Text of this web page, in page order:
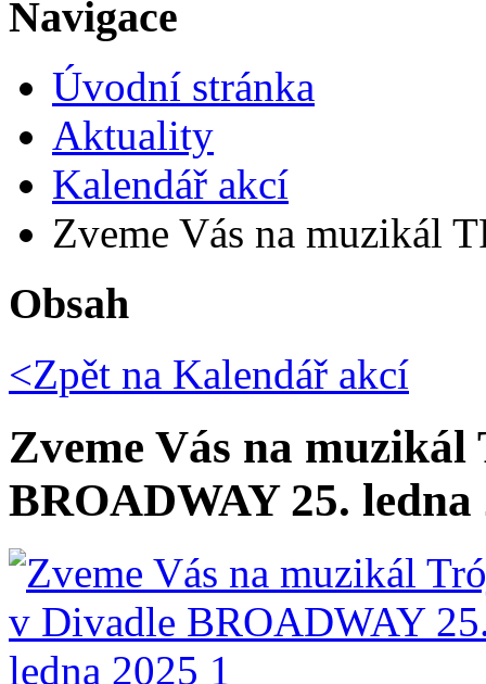
Navigace
Úvodní stránka
Aktuality
Kalendář akcí
Zveme Vás na muzikál
Obsah
<Zpět na Kalendář akcí
Zveme Vás na
BROADWAY 25. ledna